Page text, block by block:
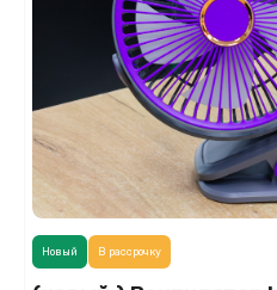
Новый В рассрочку